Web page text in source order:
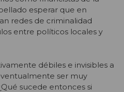
esperar que en
redes de criminalidad
entre políticos locales y
débiles e invisibles a
ser muy
sucede entonces si